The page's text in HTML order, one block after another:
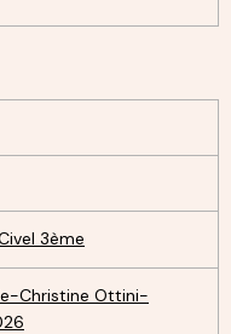
3ème
Christine Ottini-